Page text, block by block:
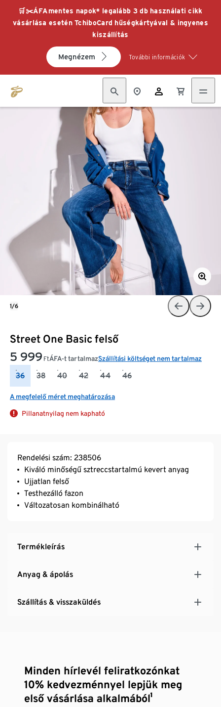
🛒✂️ÁFAmentes napok* legalább 3 db használati cikk
vásárlása esetén TchiboCard hűségkártyával & ingyenes
kiszállítás
Megnézem További információk
Street One Basic felső
5 999 FtÁFA-t tartalmazSzállítási költséget nem tartalmaz
36 38 40 42 44 46
A megfelelő méret meghatározása
Pillanatnyilag nem kapható
1/6
Rendelési szám: 238506
Kiváló minőségű sztreccstartalmú kevert anyag
Ujjatlan felső
Testhezálló fazon
Változatosan kombinálható
Termékleírás
Anyag & ápolás
Szállítás & visszaküldés
Minden hírlevél feliratkozónkat
10% kedvezménnyel lepjük meg
első vásárlása alkalmából¹